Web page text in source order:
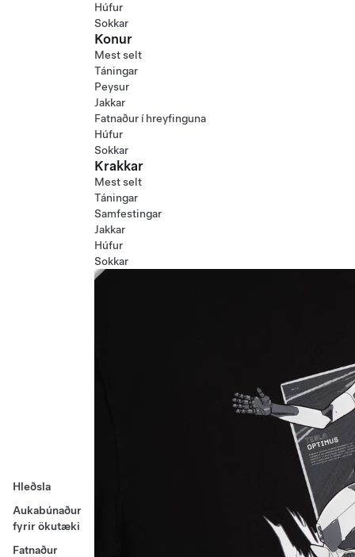
Hleðsla
Aukabúnaður
fyrir ökutæki
Fatnaður
Húfur
Sokkar
Konur
Mest selt
Táningar
Peysur
Jakkar
Fatnaður í hreyfinguna
Húfur
Sokkar
Krakkar
Mest selt
Táningar
Samfestingar
Jakkar
Húfur
Sokkar